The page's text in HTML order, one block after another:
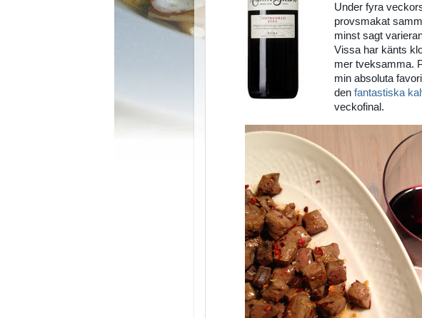
Under fyra
provsmakat
minst sagt
Vissa har känts
mer tveksamma.
min absoluta
den fantastiska
veckofinal.